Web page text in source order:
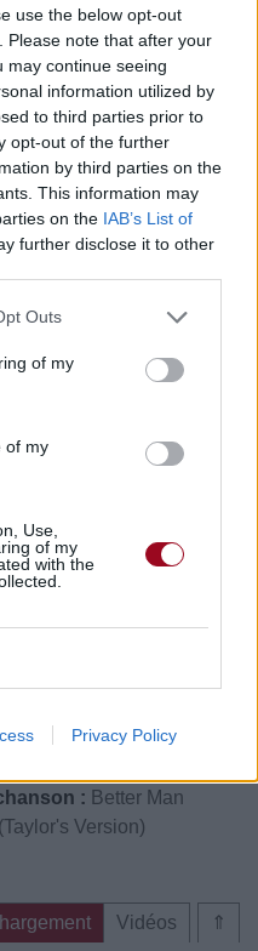
use the below opt-out
Please note that after your
may continue seeing
information utilized by
to third parties prior to
opt-out of the further
by third parties on the
This information may
on the IAB’s List of
further disclose it to other
Outs
of my
of my
Use,
of my
with the
Privacy Policy
: Better Man
Version)
⇑
Vidéos